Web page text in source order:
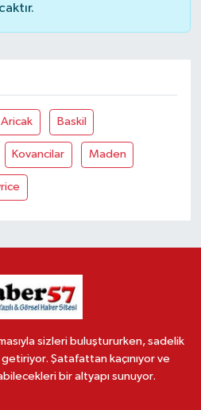
Aricak Baskil
Kovancilar Maden
sizleri buluştururken, sadelik
Şatafattan kaçınıyor ve
bir altyapı sunuyor.